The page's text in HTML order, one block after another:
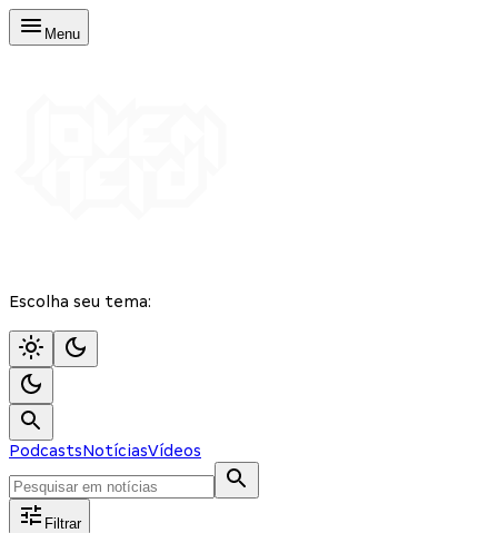
Menu
Escolha seu tema:
PodcastsNotíciasVídeos
Filtrar